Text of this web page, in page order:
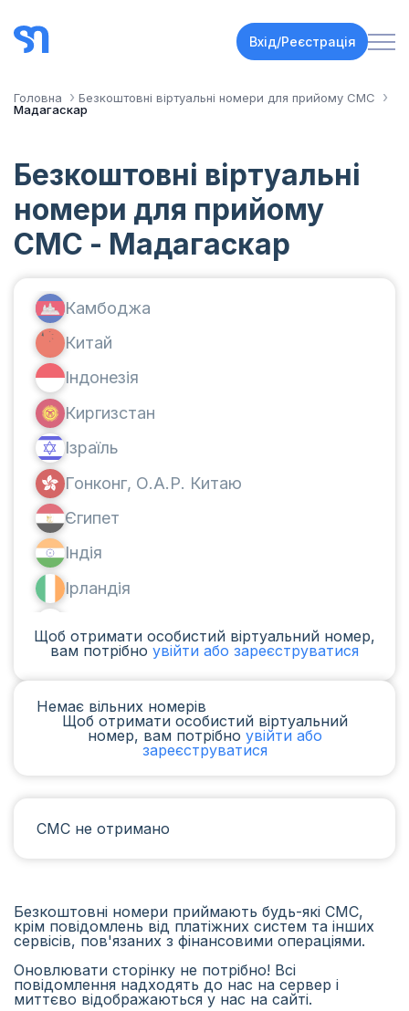
Вхід/Реєстрація
Головна
Безкоштовні віртуальні номери для прийому СМС
Мадагаскар
Безкоштовні віртуальні
номери для прийому
СМС - Мадагаскар
Камбоджа
Китай
Індонезія
Киргизстан
Ізраїль
Гонконг, О.А.Р. Китаю
Єгипет
Індія
Ірландія
Аргентина
Чад
Іран
Бангладеш
Чехія
Гвінея
Щоб отримати особистий віртуальний номер,
вам потрібно увійти або зареєструватися
Немає вільних номерів
Щоб отримати особистий віртуальний
номер, вам потрібно увійти або
зареєструватися
СМС не отримано
Безкоштовні номери приймають будь-які СМС,
крім повідомлень від платіжних систем та інших
сервісів, пов'язаних з фінансовими операціями.
Оновлювати сторінку не потрібно! Всі
повідомлення надходять до нас на сервер і
миттєво відображаються у нас на сайті.